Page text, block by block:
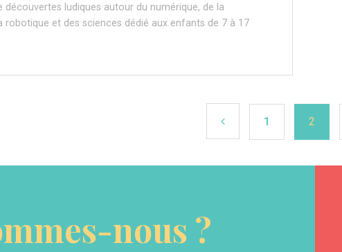
découvertes ludiques autour du numérique, de la
robotique et des sciences dédié aux enfants de 7 à 17
1 2
nous ?